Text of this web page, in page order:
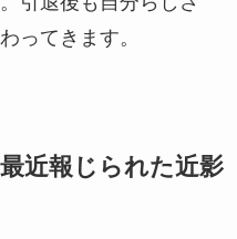
ってきます。
近報じられた近影